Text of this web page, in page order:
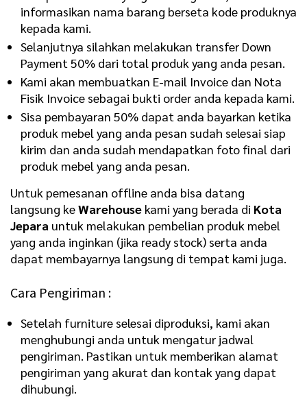
informasikan nama barang berseta kode produknya
kepada kami.
Selanjutnya silahkan melakukan transfer Down
Payment 50% dari total produk yang anda pesan.
Kami akan membuatkan E-mail Invoice dan Nota
Fisik Invoice sebagai bukti order anda kepada kami.
Sisa pembayaran 50% dapat anda bayarkan ketika
produk mebel yang anda pesan sudah selesai siap
kirim dan anda sudah mendapatkan foto final dari
produk mebel yang anda pesan.
Untuk pemesanan offline anda bisa datang
langsung keWarehouse kami yang berada di Kota
Jepara untuk melakukan pembelian produk mebel
yang anda inginkan (jika ready stock) serta anda
dapat membayarnya langsung di tempat kami juga.
Cara Pengiriman :
Setelah furniture selesai diproduksi, kami akan
menghubungi anda untuk mengatur jadwal
pengiriman. Pastikan untuk memberikan alamat
pengiriman yang akurat dan kontak yang dapat
dihubungi.